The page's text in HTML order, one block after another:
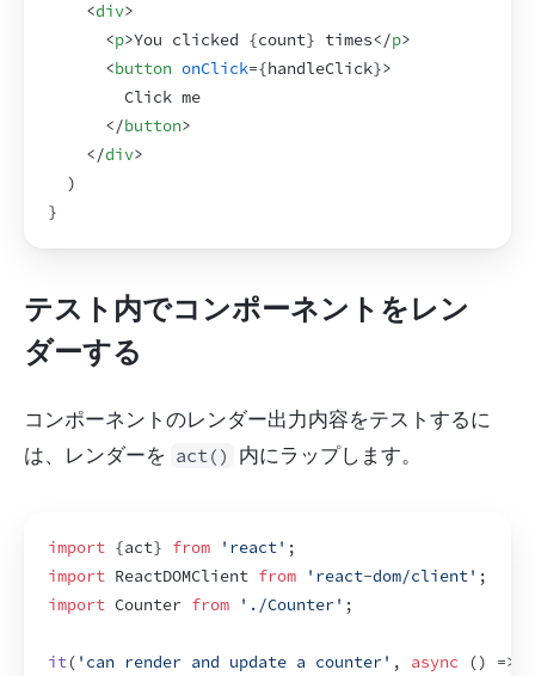
<div>
<p>You clicked {count} times</p>
<button onClick={handleClick}>
        Click me
</button>
</div>
)
}
テスト内でコンポーネントをレン
ダーする
コンポーネントのレンダー出力内容をテストするに
は、レンダーを act() 内にラップします。
import {act} from 'react' ;
import ReactDOMClient from 'react-dom/client' ;
import Counter from './Counter' ;
it( 'can render and update a counter' , async () =>